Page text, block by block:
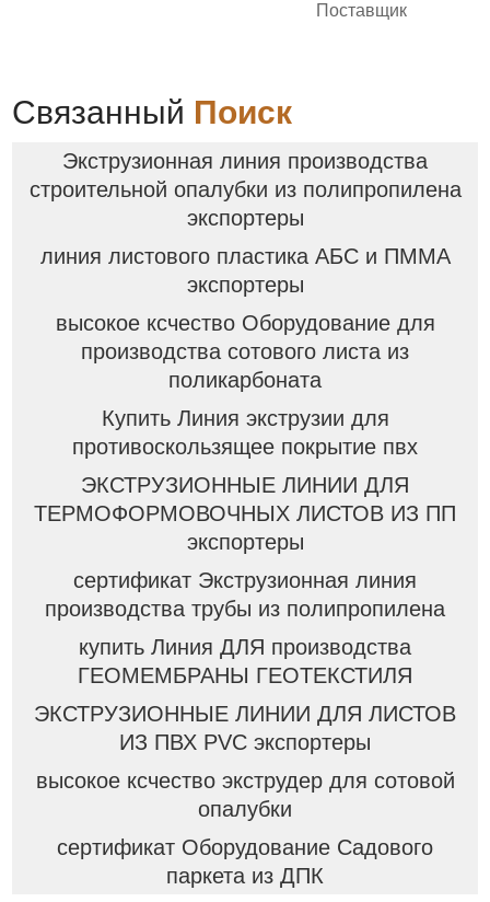
Поставщик
Связанный Поиск
Экструзионная линия производства
строительной опалубки из полипропилена
экспортеры
линия листового пластика АБС и ПММА
экспортеры
высокое ксчество Оборудование для
производства сотового листа из
поликарбоната
Купить Линия экструзии для
противоскользящее покрытие пвх
ЭКСТРУЗИОННЫЕ ЛИНИИ ДЛЯ
ТЕРМОФОРМОВОЧНЫХ ЛИСТОВ ИЗ ПП
экспортеры
сертификат Экструзионная линия
производства трубы из полипропилена
купить Линия ДЛЯ производства
ГЕОМЕМБРАНЫ ГЕОТЕКСТИЛЯ
ЭКСТРУЗИОННЫЕ ЛИНИИ ДЛЯ ЛИСТОВ
ИЗ ПВХ PVC экспортеры
высокое ксчество экструдер для сотовой
опалубки
сертификат Оборудование Садового
паркета из ДПК